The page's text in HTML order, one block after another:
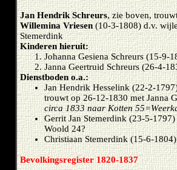
Jan Hendrik Schreurs, zie boven,
Willemina Vriesen (10-3-1808) d.v.
Stemerdink
Kinderen hieruit:
Johanna Gesiena Schreurs (15-9-
Janna Geertruid Schreurs (26-4-
Dienstboden o.a.:
Jan Hendrik Hesselink (22-2-
trouwt op 26-12-1830 met Janna
circa 1833 naar Kotten
Gerrit Jan Stemerdink (23-5-
Woold 24?
Christiaan Stemerdink (15-6-
Bevolkingsregister 1820-1837